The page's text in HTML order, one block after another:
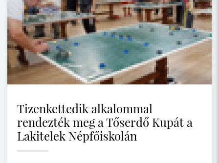
Tizenkettedik alkalommal
rendezték meg a Tőserdő Kupát a
Lakitelek Népfőiskolán